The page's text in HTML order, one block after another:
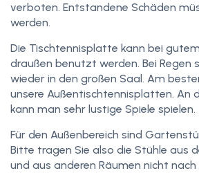
verboten. Entstandene Schäden
werden.
Die Tischtennisplatte kann bei
draußen benutzt werden. Bei Regen
wieder in den großen Saal. Am
unsere Außentischtennisplatten. An
kann man sehr lustige Spiele spielen.
Für den Außenbereich sind
Bitte tragen Sie also die Stühle aus
und aus anderen Räumen nicht nach